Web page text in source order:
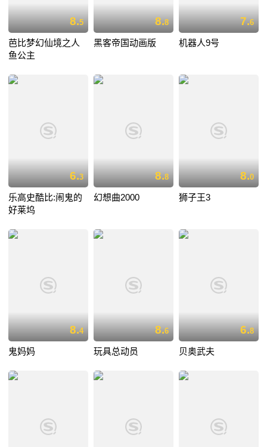
8.5
芭比梦幻仙境之人
鱼公主
8.8
黑客帝国动画版
7.6
机器人9号
6.3
乐高史酷比:闹鬼的
好莱坞
8.8
幻想曲2000
8.0
狮子王3
8.4
鬼妈妈
8.6
玩具总动员
6.8
贝奥武夫